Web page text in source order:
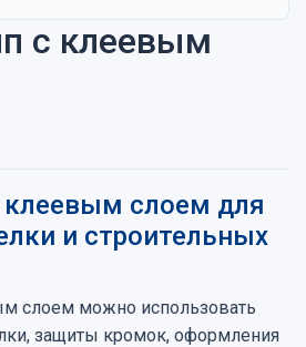
с клеевым
клеевым слоем для
и строительных
слоем можно использовать
защиты кромок, оформления